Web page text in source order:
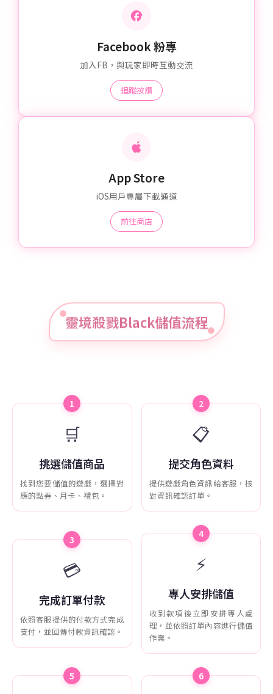
Facebook 粉專
加入FB，與玩家即時互動交流
追蹤按讚
App Store
iOS用戶專屬下載通道
前往商店
靈境殺戮Black儲值流程
1
🛒
挑選儲值商品
找到您要儲值的遊戲，選擇對
應的點券、月卡、禮包。
2
📋
提交角色資料
提供遊戲角色資訊給客服，核
對資訊確認訂單。
3
💳
完成訂單付款
依照客服提供的付款方式完成
支付，並回傳付款資訊確認。
4
⚡
專人安排儲值
收到款項後立即安排專人處
理，並依照訂單內容進行儲值
作業。
5 6